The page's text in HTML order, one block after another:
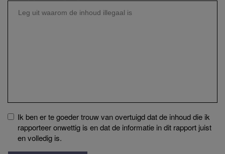
Ik ben er te goeder trouw van overtuigd dat de inhoud die ik
rapporteer onwettig is en dat de informatie in dit rapport juist
en volledig is.